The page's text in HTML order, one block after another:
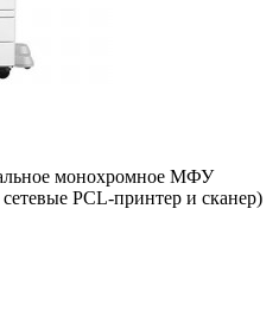
монохромное МФУ
PCL-принтер и сканер)